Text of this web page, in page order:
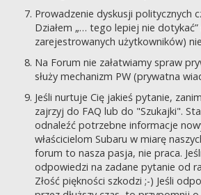
Prowadzenie dyskusji politycznych
Działem „… tego lepiej nie
zarejestrowanych użytkowników)
Na Forum nie załatwiamy spraw
służy mechanizm PW (prywatna
Jeśli nurtuje Cię jakieś pytanie,
zajrzyj do FAQ lub do "Szukajki".
odnaleźć potrzebne informacje
właścicielom Subaru w miarę
forum to nasza pasja, nie praca.
odpowiedzi na zadane pytanie od
Złość piękności szkodzi ;-) Jeśli